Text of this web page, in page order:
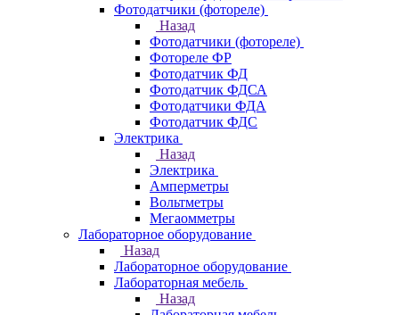
Фотодатчики (фотореле)
Назад
Фотодатчики (фотореле)
Фотореле ФР
Фотодатчик ФД
Фотодатчик ФДСА
Фотодатчики ФДА
Фотодатчик ФДС
Электрика
Назад
Электрика
Амперметры
Вольтметры
Мегаомметры
Лабораторное оборудование
Назад
Лабораторное оборудование
Лабораторная мебель
Назад